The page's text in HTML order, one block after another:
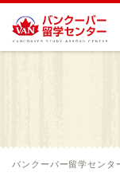
バンクーバー留学センタ